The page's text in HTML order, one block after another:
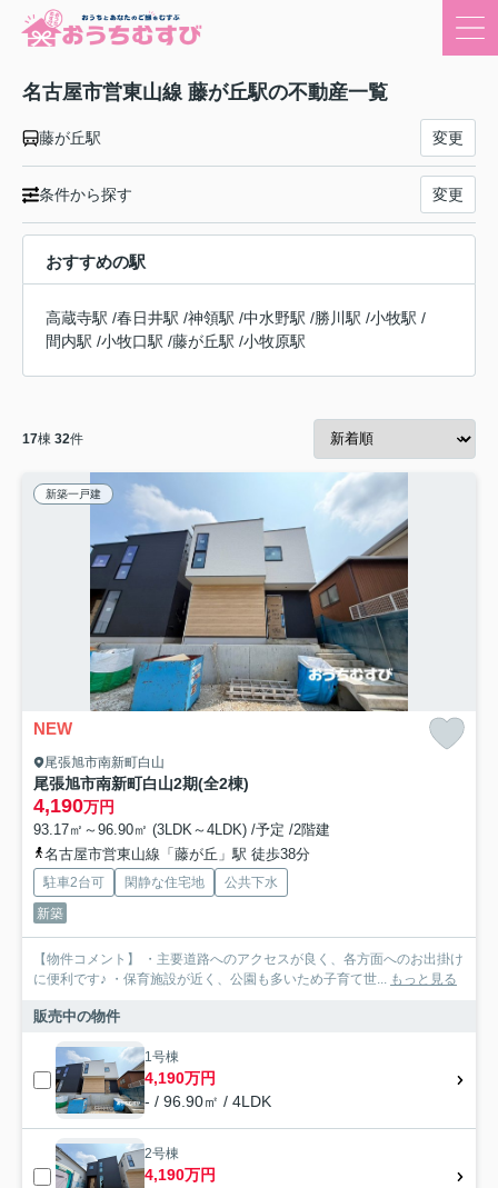
名古屋市営東山線 藤が丘駅の不動産一覧
藤が丘駅 変更
条件から探す 変更
おすすめの駅
高蔵寺駅 /春日井駅 /神領駅 /中水野駅 /勝川駅 /小牧駅 /
間内駅 /小牧口駅 /藤が丘駅 /小牧原駅
17棟 32件
新築一戸建
NEW
尾張旭市南新町白山
尾張旭市南新町白山2期(全2棟)
4,190万円
93.17㎡～96.90㎡ (3LDK～4LDK) /予定 /2階建
名古屋市営東山線「藤が丘」駅 徒歩38分
駐車2台可 閑静な住宅地
公共下水
新築
【物件コメント】 ・主要道路へのアクセスが良く、各方面へのお出掛け
に便利です♪ ・保育施設が近く、公園も多いため子育て世... もっと見る
販売中の物件
1号棟
4,190万円
- / 96.90㎡ / 4LDK
2号棟
4,190万円